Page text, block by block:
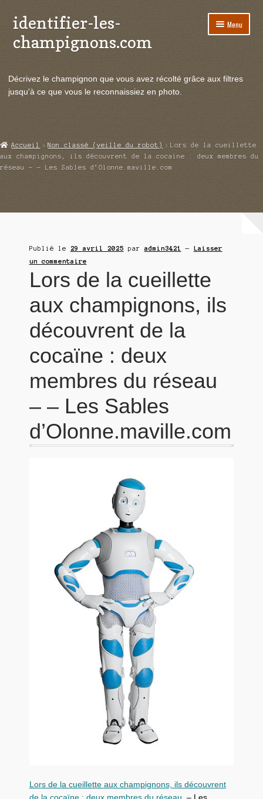
Aller
à
la
Aller
au
contenu
identifier-les-
champignons.com
Menu
le
Actualités
menu
enfant
Echanges et contacts
Ouvrir
le
Mycologie
Décrivez le champignon que vous avez récolté grâce aux filtres
jusqu'à ce que vous le reconnaissiez en photo.
Accueil Non classé (veille du robot)
Lors de la cueillette
aux champignons, ils découvrent de la cocaïne : deux membres du
réseau – – Les Sables d’Olonne.maville.com
Publié le 29 avril 2025 paradmin3421 — Laisser
un commentaire
Lors de la cueillette
aux champignons, ils
découvrent de la
cocaïne : deux
membres du réseau
– – Les Sables
d’Olonne.maville.com
Lors de la cueillette aux champignons, ils découvrent